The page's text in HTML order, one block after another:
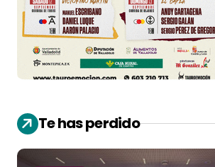
Te has perdido